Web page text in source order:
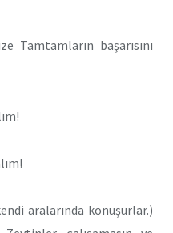
başarısını
aralarında konuşurlar.)